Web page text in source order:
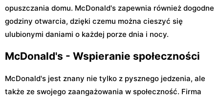
opuszczania domu. McDonald's zapewnia również dogodne
godziny otwarcia, dzięki czemu można cieszyć się
ulubionymi daniami o każdej porze dnia i nocy.
McDonald's - Wspieranie społeczności
McDonald's jest znany nie tylko z pysznego jedzenia, ale
także ze swojego zaangażowania w społeczność. Firma